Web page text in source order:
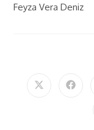
Feyza Vera Deniz